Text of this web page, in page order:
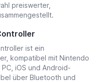
preiswerter,
ist ein
kompatibel mit Nintendo
iOS und Android-
über Bluetooth und